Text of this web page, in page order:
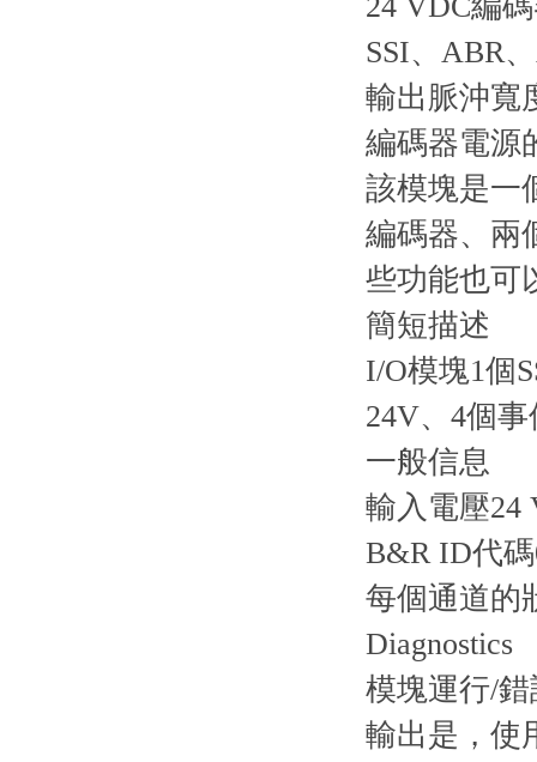
SSI、ABR
輸出脈沖寬
編碼器電源
該模塊是一
編碼器、兩
些功能也可
簡短描述
I/O模塊1個
24V、4個
一般信息
輸入電壓24
B&R ID代
每個通道的
Diagnostics
模塊運行/
輸出是，使